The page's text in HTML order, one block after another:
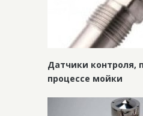
Датчики контроля,
процессе мойки